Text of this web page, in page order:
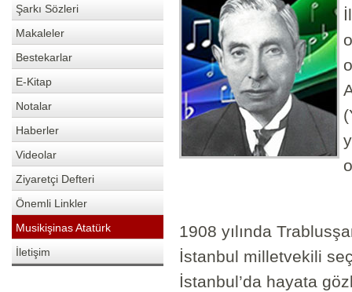
Şarkı Sözleri
Makaleler
Bestekarlar
E-Kitap
Notalar
Haberler
Videolar
Ziyaretçi Defteri
Önemli Linkler
Musikişinas Atatürk
İletişim
1908 yılında
İstanbul milletvekili
İstanbul’da hayata